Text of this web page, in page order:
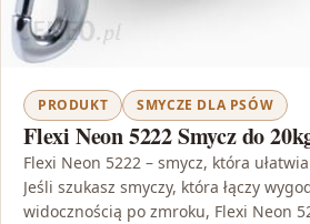
PRODUKT SMYCZE DLA PSÓW
Flexi Neon 5222 Smycz do
Flexi Neon 5222 – smycz, która
Jeśli szukasz smyczy, która łączy
widocznością po zmroku, Flexi Neon